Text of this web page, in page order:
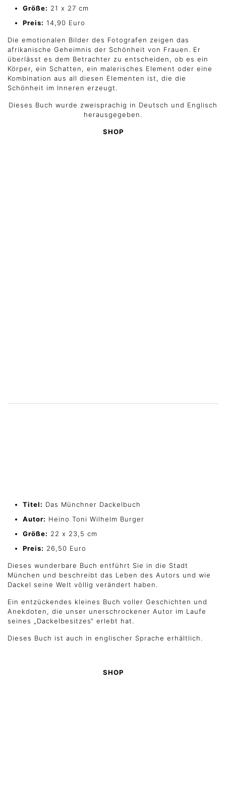
Größe: 21 x 27 cm
Preis: 14,90 Euro
Die emotionalen Bilder des Fotografen zeigen das
afrikanische Geheimnis der Schönheit von Frauen. Er
überlässt es dem Betrachter zu entscheiden, ob es ein
Körper, ein Schatten, ein malerisches Element oder eine
Kombination aus all diesen Elementen ist, die die
Schönheit im Inneren erzeugt.
Dieses Buch wurde zweisprachig in Deutsch und Englisch
herausgegeben.
SHOP
Titel: Das Münchner Dackelbuch
Autor: Heino Toni Wilhelm Burger
Größe: 22 x 23,5 cm
Preis: 26,50 Euro
Dieses wunderbare Buch entführt Sie in die Stadt
München und beschreibt das Leben des Autors und wie
Dackel seine Welt völlig verändert haben.
Ein entzückendes kleines Buch voller Geschichten und
Anekdoten, die unser unerschrockener Autor im Laufe
seines „Dackelbesitzes“ erlebt hat.
Dieses Buch ist auch in englischer Sprache erhältlich.
SHOP